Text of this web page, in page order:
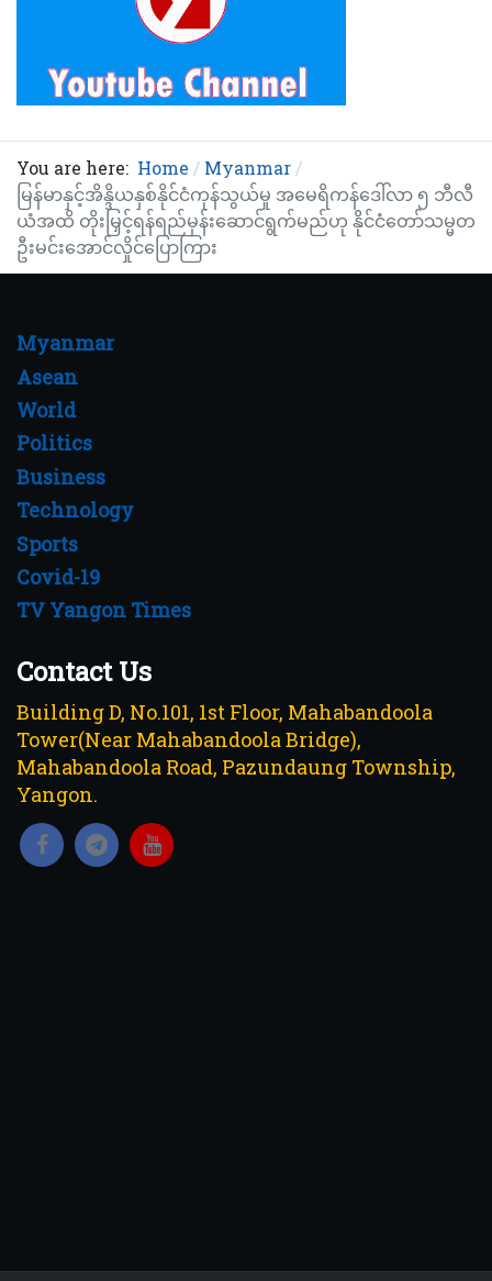
You are here: Home
Myanmar
မြန်မာနှင့်အိန္ဒိယနှစ်နိုင်ငံကုန်သွယ်မှု အမေရိကန်ဒေါ်လာ ၅ ဘီလီ
ယံအထိ တိုးမြှင့်ရန်ရည်မှန်းဆောင်ရွက်မည်ဟု နိုင်ငံတော်သမ္မတ
ဦးမင်းအောင်လှိုင်ပြောကြား
Myanmar
Asean
World
Politics
Business
Technology
Sports
Covid-19
TV Yangon Times
Contact Us
Building D, No.101, 1st Floor, Mahabandoola
Tower(Near Mahabandoola Bridge),
Mahabandoola Road, Pazundaung Township,
Yangon.